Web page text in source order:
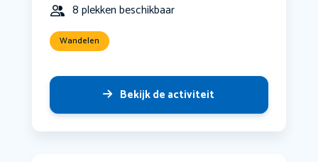
8 plekken beschikbaar
Wandelen
Bekijk de activiteit